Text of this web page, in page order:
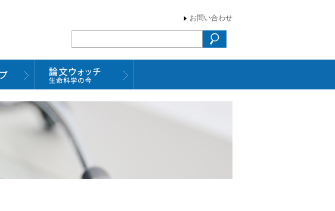
お問い合わせ